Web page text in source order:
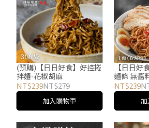
(預購)【日日好食】好控捲
拌麵-花椒胡麻
NT$239NT$279
加入購物車
【日日好
麵條 無醬
NT$239
加